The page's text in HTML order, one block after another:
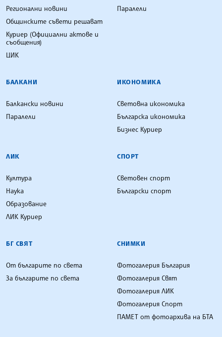
Регионални новини
Общинските съвети решават
Куриер (Официални актове и
съобщения)
ЦИК
Паралели
БАЛКАНИ
Балкански новини
Паралели
ИКОНОМИКА
Световна икономика
Българска икономика
Бизнес Куриер
ЛИК
Култура
Наука
Образование
ЛИК Куриер
СПОРТ
Световен спорт
Български спорт
БГ СВЯТ
От българите по света
За българите по света
СНИМКИ
Фотогалерия България
Фотогалерия Свят
Фотогалерия ЛИК
Фотогалерия Спорт
ПАМЕТ от фотоархива на БТА